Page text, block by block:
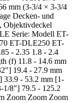
mm (3-3/4 × 3-3/4
Decken- und
Objektivdeckel
Serie: Modell ET-
ET-DLE250 ET-
- 2.35 1.8 - 2.4
(f) 11.8 - 14.6 mm
19.4 - 27.9 mm
33.9 - 53.2 mm [1-
1/8"] 79.5 - 125.2
Zoom Zoom Zoom